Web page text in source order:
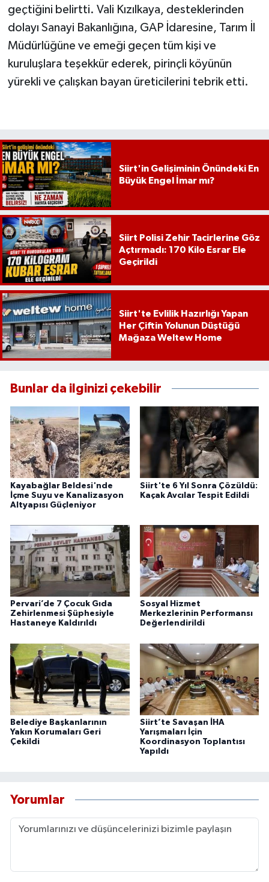
geçtiğini belirtti. Vali Kızılkaya, desteklerinden
dolayı Sanayi Bakanlığına, GAP İdaresine, Tarım İl
Müdürlüğüne ve emeği geçen tüm kişi ve
kuruluşlara teşekkür ederek, pirinçli köyünün
yürekli ve çalışkan bayan üreticilerini tebrik etti.
Siirt'in Gelişiminin Önündeki En
Büyük Engel İmar mı?
Siirt Polisi Zehir Tacirlerine Göz
Açtırmadı: 170 Kilo Esrar Ele
Geçirildi
Siirt'te Evlilik Hazırlığı Yapan
Her Çiftin Yolunun Düştüğü
Mağaza Weltew Home
Bunlar da ilginizi çekebilir
Kayabağlar Beldesi'nde
İçme Suyu ve Kanalizasyon
Altyapısı Güçleniyor
Siirt'te 6 Yıl Sonra Çözüldü:
Kaçak Avcılar Tespit Edildi
Pervari’de 7 Çocuk Gıda
Zehirlenmesi Şüphesiyle
Hastaneye Kaldırıldı
Sosyal Hizmet
Merkezlerinin Performansı
Değerlendirildi
Belediye Başkanlarının
Yakın Korumaları Geri
Çekildi
Siirt’te Savaşan İHA
Yarışmaları İçin
Koordinasyon Toplantısı
Yapıldı
Yorumlar